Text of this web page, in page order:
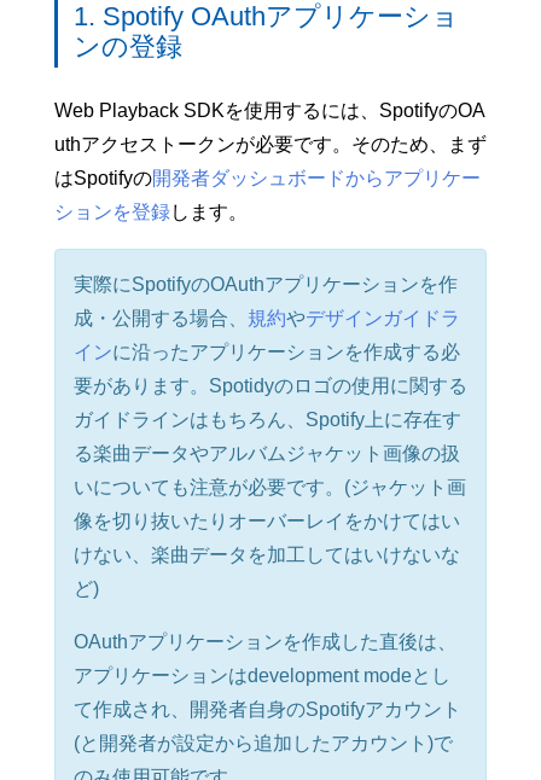
1. Spotify OAuthアプリケーショ
ンの登録
Web Playback SDKを使用するには、SpotifyのOA
uthアクセストークンが必要です。そのため、まず
はSpotifyの開発者ダッシュボードからアプリケー
ションを登録します。
実際にSpotifyのOAuthアプリケーションを作
成・公開する場合、 規約やデザインガイドラ
インに沿ったアプリケーションを作成する必
要があります。Spotidyのロゴの使用に関する
ガイドラインはもちろん、Spotify上に存在す
る楽曲データやアルバムジャケット画像の扱
いについても注意が必要です。(ジャケット画
像を切り抜いたりオーバーレイをかけてはい
けない、楽曲データを加工してはいけないな
ど)
OAuthアプリケーションを作成した直後は、
アプリケーションはdevelopment modeとし
て作成され、開発者自身のSpotifyアカウント
(と開発者が設定から追加したアカウント)で